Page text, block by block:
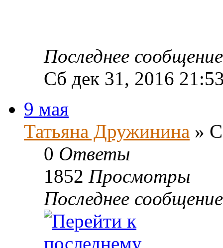
Последнее
Сб дек 31, 2016
9 мая
Татьяна Дружинина »
0 Ответы
1852 Просмотры
Последнее